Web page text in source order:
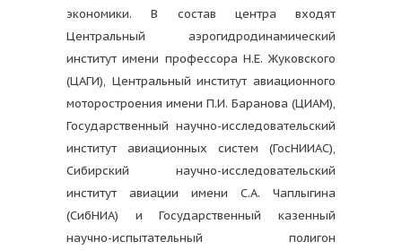
экономики. В состав центра входят
Центральный аэрогидродинамический
институт имени профессора Н.Е. Жуковского
(ЦАГИ), Центральный институт авиационного
моторостроения имени П.И. Баранова (ЦИАМ),
Государственный научно-исследовательский
институт авиационных систем (ГосНИИАС),
Сибирский научно-исследовательский
институт авиации имени С.А. Чаплыгина
(СибНИА) и Государственный казенный
научно-испытательный полигон